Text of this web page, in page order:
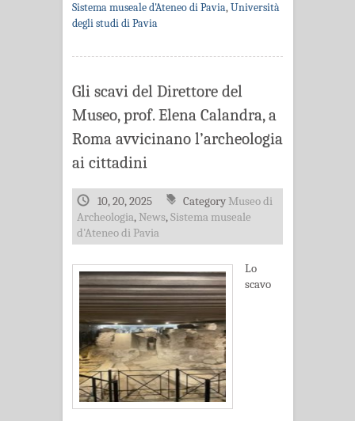
Sistema museale d'Ateneo di Pavia,Università
degli studi di Pavia
Gli scavi del Direttore del
Museo, prof. Elena Calandra, a
Roma avvicinano l’archeologia
ai cittadini
10, 20, 2025 Category Museo di
Archeologia, News,Sistema museale
d'Ateneo di Pavia
Lo
scavo